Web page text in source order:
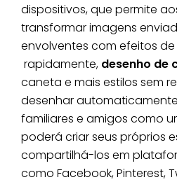
dispositivos, que permite
transformar imagens
envolventes com efeitos
rapidamente, desenho de
caneta e mais estilos sem
desenhar
familiares e amigos como
poderá criar seus próprios
compartilhá-los em
como Facebook, Pinterest,